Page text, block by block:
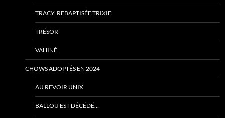
TRACY, REBAPTISÉE TRIXIE
TRÉSOR
VAHINÉ
CHOWS ADOPTÉS EN 2024
AU REVOIR UNIX
BALLOU EST DÉCÉDÉ…